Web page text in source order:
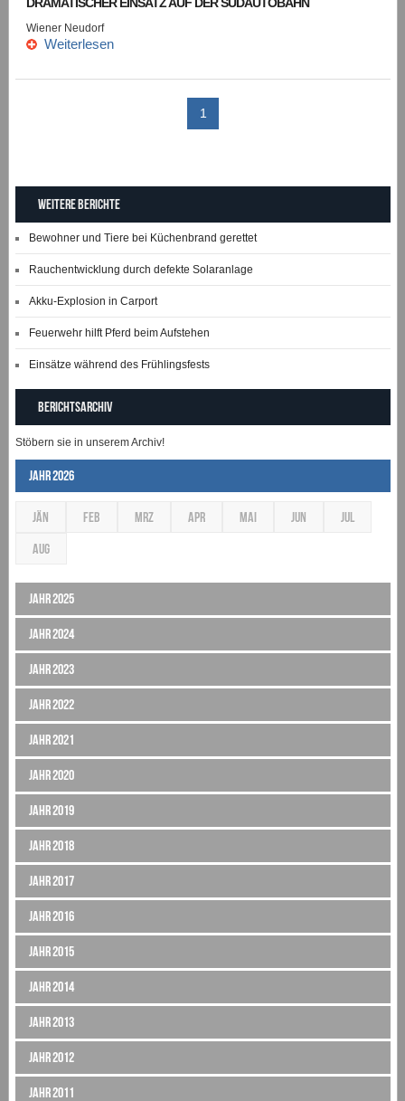
Wiener Neudorf
Weiterlesen
1
Weitere Berichte
Bewohner und Tiere bei Küchenbrand gerettet
Rauchentwicklung durch defekte Solaranlage
Akku-Explosion in Carport
Feuerwehr hilft Pferd beim Aufstehen
Einsätze während des Frühlingsfests
Berichtsarchiv
Stöbern sie in unserem Archiv!
Jahr 2026
JÄN FEB MRZ APR MAI JUN JUL
AUG
Jahr 2025
Jahr 2024
Jahr 2023
Jahr 2022
Jahr 2021
Jahr 2020
Jahr 2019
Jahr 2018
Jahr 2017
Jahr 2016
Jahr 2015
Jahr 2014
Jahr 2013
Jahr 2012
Jahr 2011